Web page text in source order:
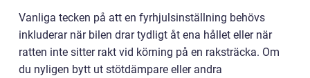
Vanliga tecken på att en fyrhjulsinställning behövs
inkluderar när bilen drar tydligt åt ena hållet eller när
ratten inte sitter rakt vid körning på en raksträcka. Om
du nyligen bytt ut stötdämpare eller andra